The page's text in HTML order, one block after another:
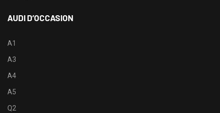
AUDI D’OCCASION
A1
A3
A4
A5
Q2